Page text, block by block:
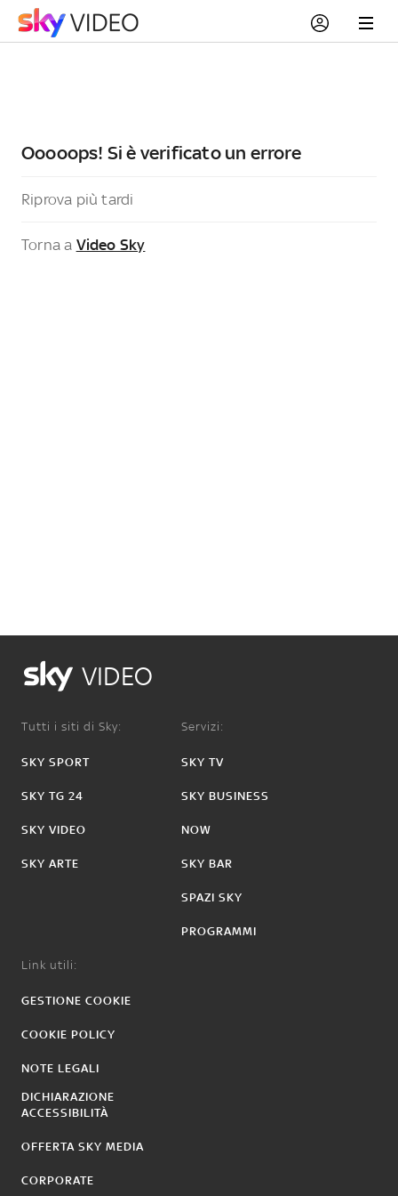
Ooooops! Si è verificato un errore
Riprova più tardi
Torna a Video Sky
VIDEO
Tutti i siti di Sky:
SKY SPORT
SKY TG 24
SKY VIDEO
SKY ARTE
Servizi:
SKY TV
SKY BUSINESS
NOW
SKY BAR
SPAZI SKY
PROGRAMMI
Link utili:
GESTIONE COOKIE
COOKIE POLICY
NOTE LEGALI
DICHIARAZIONE
ACCESSIBILITÀ
OFFERTA SKY MEDIA
CORPORATE